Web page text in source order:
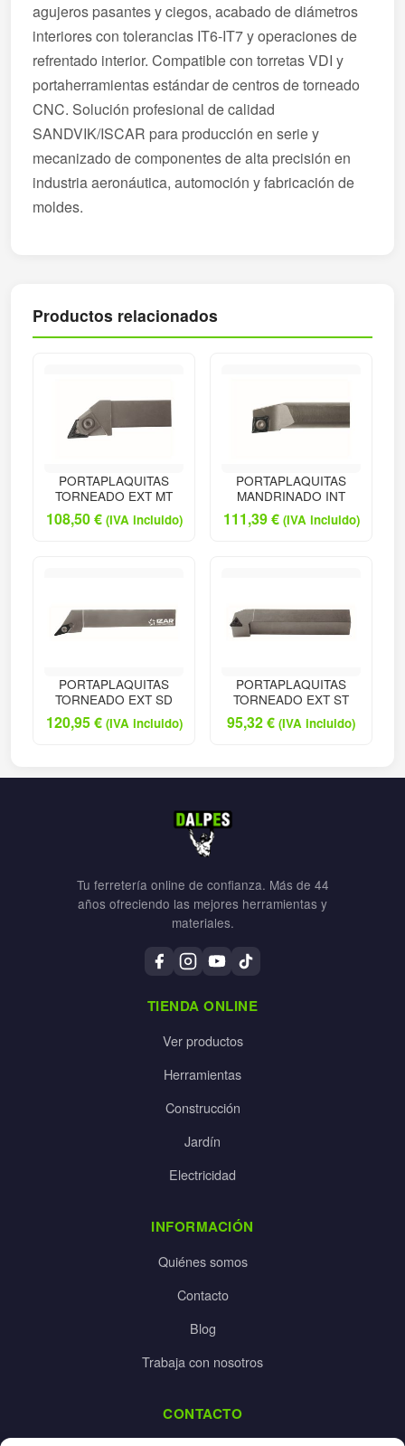
agujeros pasantes y ciegos, acabado de diámetros
interiores con tolerancias IT6-IT7 y operaciones de
refrentado interior. Compatible con torretas VDI y
portaherramientas estándar de centros de torneado
CNC. Solución profesional de calidad
SANDVIK/ISCAR para producción en serie y
mecanizado de componentes de alta precisión en
industria aeronáutica, automoción y fabricación de
moldes.
Productos relacionados
PORTAPLAQUITAS
TORNEADO EXT MT
108,50€ (IVA incluido)
PORTAPLAQUITAS
MANDRINADO INT
111,39€ (IVA incluido)
PORTAPLAQUITAS
TORNEADO EXT SD
120,95€ (IVA incluido)
PORTAPLAQUITAS
TORNEADO EXT ST
95,32€ (IVA incluido)
Tu ferretería online de confianza. Más de 44
años ofreciendo las mejores herramientas y
materiales.
TIENDA ONLINE
Ver productos
Herramientas
Construcción
Jardín
Electricidad
INFORMACIÓN
Quiénes somos
Contacto
Blog
Trabaja con nosotros
CONTACTO